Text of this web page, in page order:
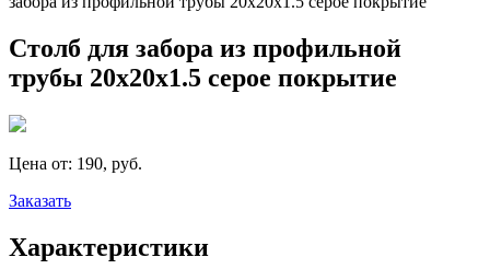
Столб для забора из профильной
трубы 20х20х1.5 серое покрытие
Цена от: 190, руб.
Заказать
Характеристики